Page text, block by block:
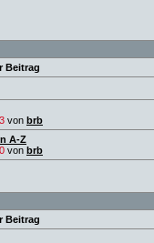
Beitrag
von brb
A-Z
von brb
Beitrag